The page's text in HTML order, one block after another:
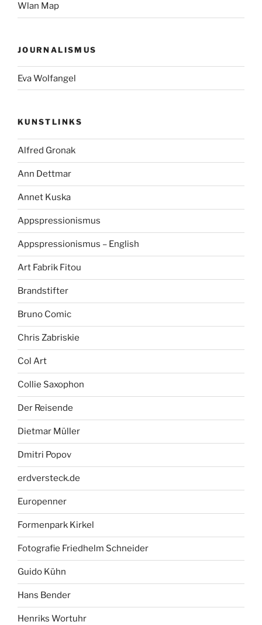
Wlan Map
JOURNALISMUS
Eva Wolfangel
KUNSTLINKS
Alfred Gronak
Ann Dettmar
Annet Kuska
Appspressionismus
Appspressionismus – English
Art Fabrik Fitou
Brandstifter
Bruno Comic
Chris Zabriskie
Col Art
Collie Saxophon
Der Reisende
Dietmar Müller
Dmitri Popov
erdversteck.de
Europenner
Formenpark Kirkel
Fotografie Friedhelm Schneider
Guido Kühn
Hans Bender
Henriks Wortuhr